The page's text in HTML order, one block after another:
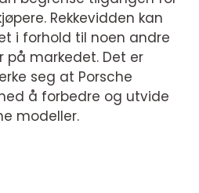
Rekkevidden kan
i forhold til noen andre
på markedet. Det er
seg at Porsche
å forbedre og utvide
modeller.